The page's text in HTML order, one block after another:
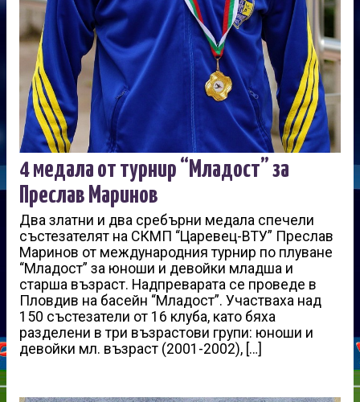
4 медала от турнир “Младост” за
Преслав Маринов
Два златни и два сребърни медала спечели
състезателят на СКМП “Царевец-ВТУ” Преслав
Маринов от международния турнир по плуване
“Младост” за юноши и девойки младша и
старша възраст. Надпреварата се проведе в
Пловдив на басейн “Младост”. Участваха над
150 състезатели от 16 клуба, като бяха
разделени в три възрастови групи: юноши и
девойки мл. възраст (2001-2002), […]